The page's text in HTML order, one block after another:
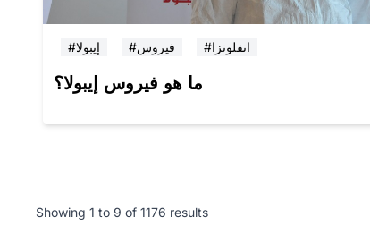
#إيبولا #فيروس #انفلونزا
ما هو فيروس إيبولا؟
Showing 1 to 9 of 1176 results